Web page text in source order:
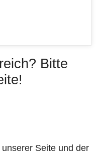
Bitte
Seite und der